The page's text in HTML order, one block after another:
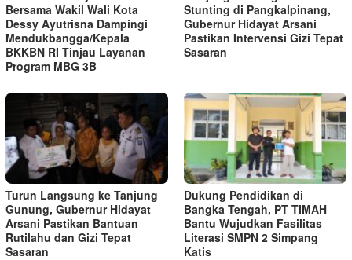
Bersama Wakil Wali Kota
Dessy Ayutrisna Dampingi
Mendukbangga/Kepala
BKKBN RI Tinjau Layanan
Program MBG 3B
Stunting di Pangkalpinang,
Gubernur Hidayat Arsani
Pastikan Intervensi Gizi Tepat
Sasaran
Turun Langsung ke Tanjung
Gunung, Gubernur Hidayat
Arsani Pastikan Bantuan
Rutilahu dan Gizi Tepat
Sasaran
Dukung Pendidikan di
Bangka Tengah, PT TIMAH
Bantu Wujudkan Fasilitas
Literasi SMPN 2 Simpang
Katis